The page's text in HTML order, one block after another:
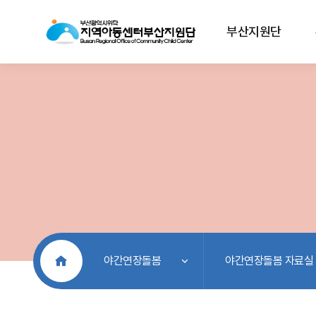
부산지원단
처음으로야간연장돌봄 야간연장돌봄 자료실